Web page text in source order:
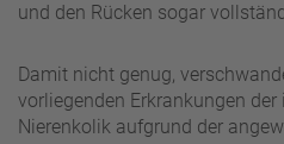
und den Rücken sogar
Damit nicht genug,
vorliegenden Erkrankungen
Nierenkolik aufgrund der